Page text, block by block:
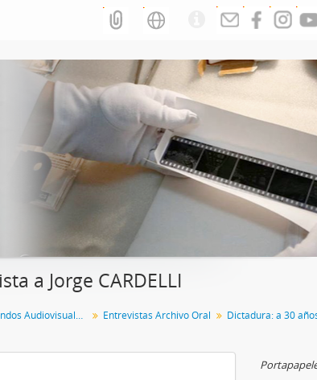
a Jorge CARDELLI
Sección Gestión de Fondos Audiovisuales del ANM Entrevistas Archivo Oral
Dictadura: a 30